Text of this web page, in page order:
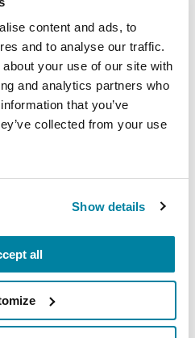
content and ads, to
and to analyse our traffic.
your use of our site with
and analytics partners who
that you’ve
collected from your use
Show details
all
prioridad.
Tómese un
otros aspectos de su vida
Planifique estos
y pida ayuda para
Si está estresado,
la vida puede ayudarle
personal. ¿Puede su
a alcanzar sus metas?